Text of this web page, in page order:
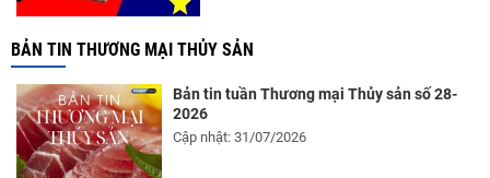
BẢN TIN THƯƠNG MẠI THỦY SẢN
Bản tin tuần Thương mại Thủy sản số 28-
2026
Cập nhật: 31/07/2026